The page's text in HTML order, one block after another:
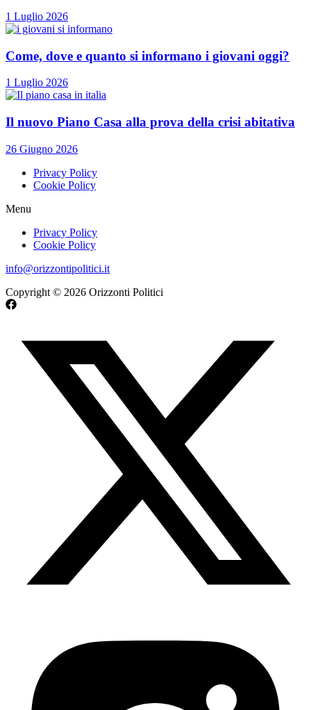
1 Luglio 2026
Come, dove e quanto si informano i giovani oggi?
1 Luglio 2026
Il nuovo Piano Casa alla prova della crisi abitativa
26 Giugno 2026
Privacy Policy
Cookie Policy
Menu
Privacy Policy
Cookie Policy
info@orizzontipolitici.it
Copyright © 2026 Orizzonti Politici